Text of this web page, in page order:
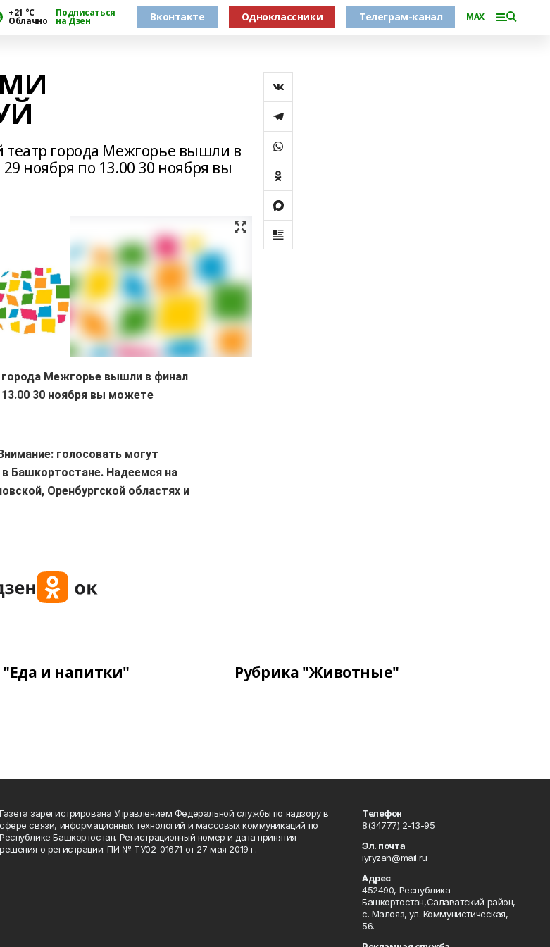
+21 °С
Облачно
Подписаться
на Дзен Вконтакте Одноклассники Телеграм-канал MAX
театр города Межгорье вышли в
ноября по 13.00 30 ноября вы
Межгорье вышли в финал
30 ноября вы можете
голосовать могут
Башкортостане. Надеемся на
Оренбургской областях и
"Еда и напитки" Рубрика "Животные"
Газета зарегистрирована Управлением Федеральной службы по надзору в
сфере связи, информационных технологий и массовых коммуникаций по
Республике Башкортостан. Регистрационный номер и дата принятия
решения о регистрации: ПИ № ТУ02-01671 от 27 мая 2019 г.
Телефон
8(34777) 2-13-95
Эл. почта
iyryzan@mail.ru
Адрес
452490, Республика
Башкортостан,Салаватский район,
с. Малояз, ул. Коммунистическая,
56.